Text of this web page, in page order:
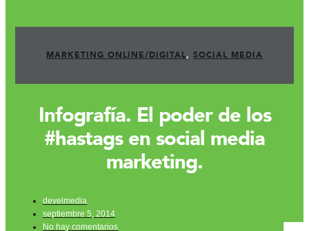
MARKETING ONLINE/DIGITAL, SOCIAL MEDIA
Infografía. El poder de los
#hastags en social media
marketing.
develmedia
septiembre 5, 2014
No hay comentarios